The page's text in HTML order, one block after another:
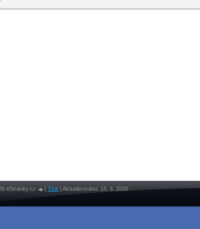
eStránky.cz Tisk Aktualizováno: 15. 6. 2026